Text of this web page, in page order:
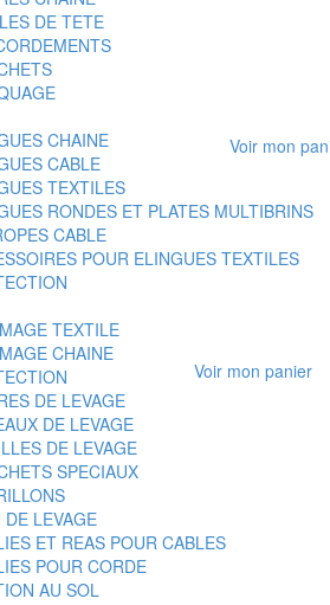
DE TETE
CHAINE
CABLE
TEXTILES
RONDES ET PLATES MULTIBRINS
CABLE
POUR ELINGUES TEXTILES
TEXTILE
CHAINE
DE LEVAGE
DE LEVAGE
DE LEVAGE
SPECIAUX
DE LEVAGE
ET REAS POUR CABLES
POUR CORDE
AU SOL
Voir mon
Voir mon panier